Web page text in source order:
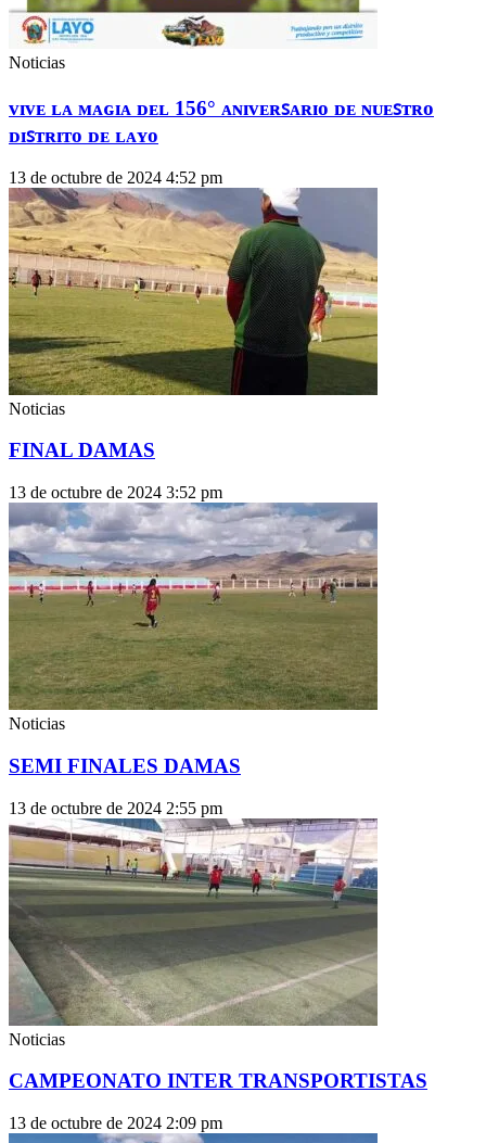
Noticias
ᴠɪᴠᴇ ʟᴀ ᴍᴀɢɪᴀ ᴅᴇʟ 156° ᴀɴɪᴠᴇʀꜱᴀʀɪᴏ ᴅᴇ ɴᴜᴇꜱᴛʀᴏ
ᴅɪꜱᴛʀɪᴛᴏ ᴅᴇ ʟᴀʏᴏ
13 de octubre de 2024 4:52 pm
Noticias
FINAL DAMAS
13 de octubre de 2024 3:52 pm
Noticias
SEMI FINALES DAMAS
13 de octubre de 2024 2:55 pm
Noticias
CAMPEONATO INTER TRANSPORTISTAS
13 de octubre de 2024 2:09 pm